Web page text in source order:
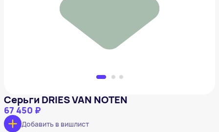
Серьги DRIES VAN NOTEN
67 450 ₽
Добавить в вишлист